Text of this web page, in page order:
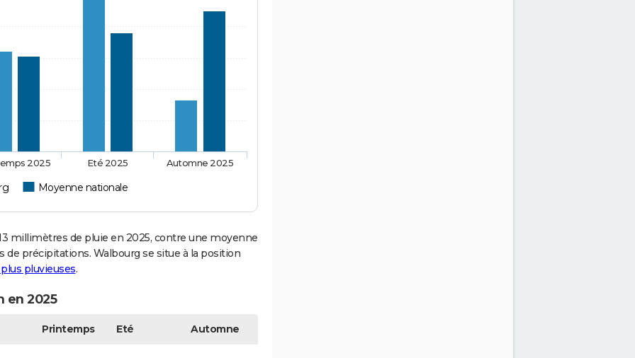
Moyenne nationale
2025 Eté 2025 Automne 2025
millimètres de pluie en 2025, contre une moyenne
précipitations. Walbourg se situe à la position
pluvieuses.
en 2025
Printemps Eté Automne